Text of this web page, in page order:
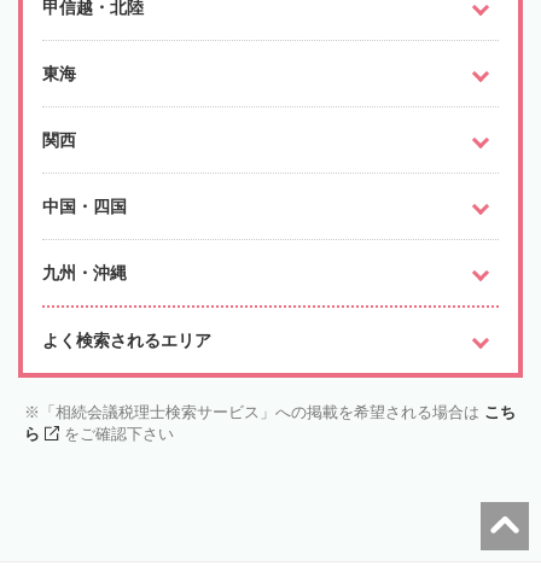
甲信越・北陸
東海
関西
中国・四国
九州・沖縄
よく検索されるエリア
「相続会議税理士検索サービス」への掲載を希望される場合は こち
ら
をご確認下さい